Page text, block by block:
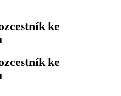
ke
ke